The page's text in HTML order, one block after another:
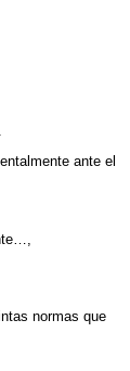
ante el
normas que